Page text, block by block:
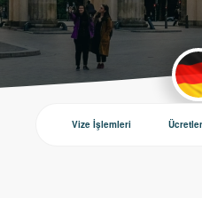
Vize İşlemleri